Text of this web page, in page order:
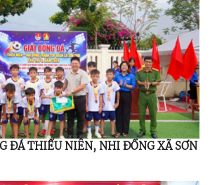
ĐÁ THIẾU NIÊN, NHI ĐỒNG XÃ SƠN